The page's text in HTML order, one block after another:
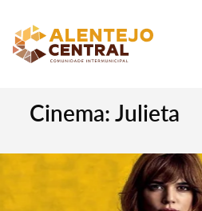
Cinema: Julieta